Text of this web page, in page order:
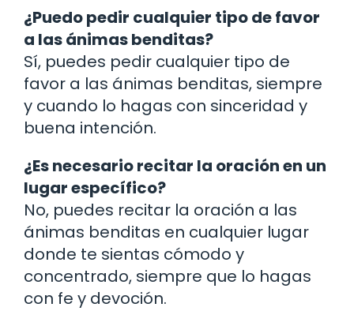
¿Puedo pedir cualquier tipo de favor
a las ánimas benditas?
Sí, puedes pedir cualquier tipo de
favor a las ánimas benditas, siempre
y cuando lo hagas con sinceridad y
buena intención.
¿Es necesario recitar la oración en un
lugar específico?
No, puedes recitar la oración a las
ánimas benditas en cualquier lugar
donde te sientas cómodo y
concentrado, siempre que lo hagas
con fe y devoción.